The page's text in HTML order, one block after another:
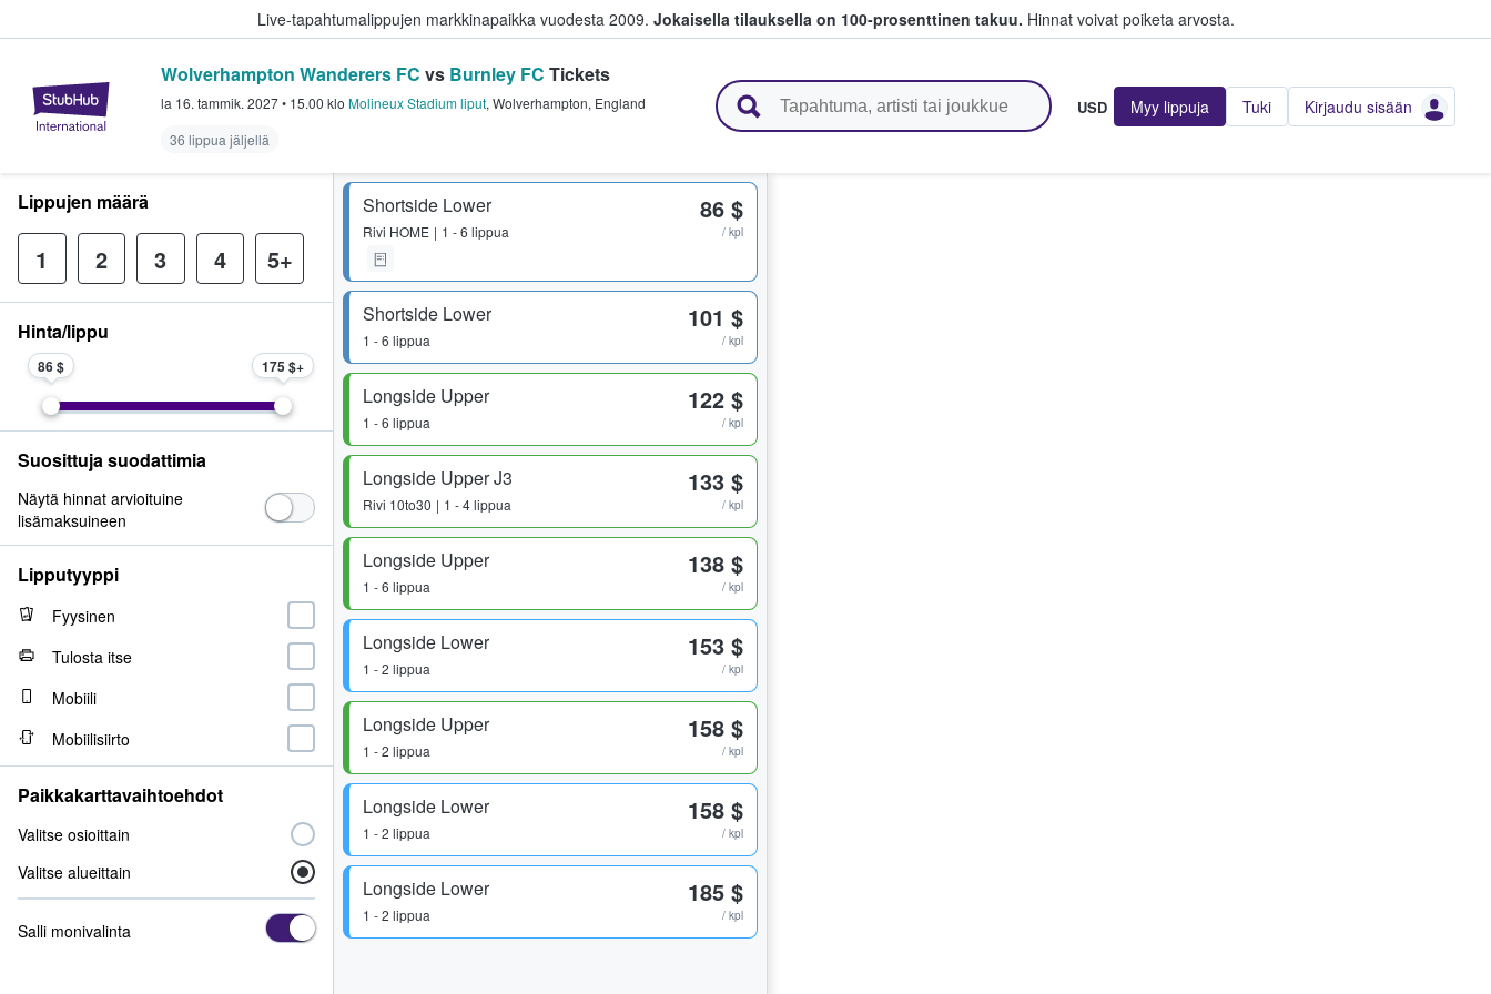
Live-tapahtumalippujen markkinapaikka vuodesta 2009. Jokaisella tilauksella on 100-prosenttinen takuu. Hinnat voivat poiketa arvosta.
StubHub - missä fanit ostavat ja myyvät lippuja
Wolverhampton Wanderers FC vs Burnley FC Tickets
la 16. tammik. 2027• 15.00 klo Molineux Stadium liput, Wolverhampton, England
36 lippua jäljellä
USD Myy lippuja Tuki Kirjaudu sisään
Shortside Lower
Rivi HOME 1 - 6 lippua
86 $
/ kpl
Shortside Lower
1 - 6 lippua
101 $
/ kpl
Longside Upper
1 - 6 lippua
122 $
/ kpl
Longside Upper J3
Rivi 10to30 1 - 4 lippua
133 $
/ kpl
Longside Upper
1 - 6 lippua
138 $
/ kpl
Longside Lower
1 - 2 lippua
153 $
/ kpl
Longside Upper
1 - 2 lippua
158 $
/ kpl
Longside Lower
1 - 2 lippua
158 $
/ kpl
Longside Lower
1 - 2 lippua
185 $
/ kpl
Lippujen määrä
1 2 3 4 5+
Hinta/lippu
86 $ 175 $
Suosittuja suodattimia
Näytä hinnat arvioituine
lisämaksuineen
Lipputyyppi
Fyysinen
Tulosta itse
Mobiili
Mobiilisiirto
Paikkakarttavaihtoehdot
Valitse osioittain
Valitse alueittain
Salli monivalinta